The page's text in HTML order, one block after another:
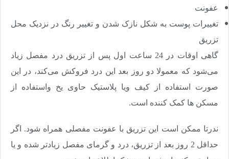
عفونت
تغییرات پوست به شکل نازک شدن و تغییر رنگ در نزدیک محل
تزریق
گاهی اوقات در 24 ساعت اول پس از تزریق درد مفصل زیاد
می‌شود که معمولا دو روز بعد این درد فروکش می‌کند، در این
صورت استفاده از کیف ویا پلاستیک حاوی یخ واستفاده از
مسکن ها کمک کننده است.
ندرتا ممکن است این تزریق با عفونت مفصلی همراه شود. اگر
حداقل 2 روز بعد از تزریق، درد و گرمای مفصل زیادتر شده و یا